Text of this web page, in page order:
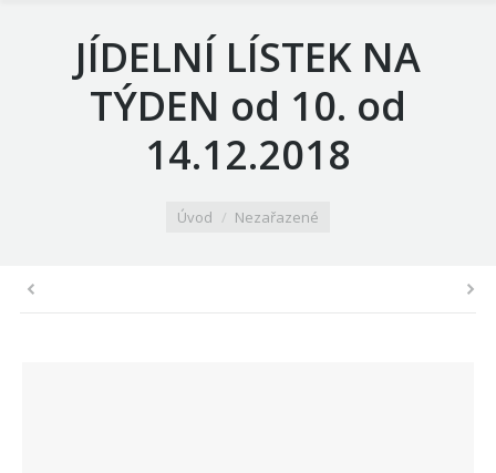
JÍDELNÍ LÍSTEK NA
TÝDEN od 10. od
14.12.2018
Úvod Nezařazené